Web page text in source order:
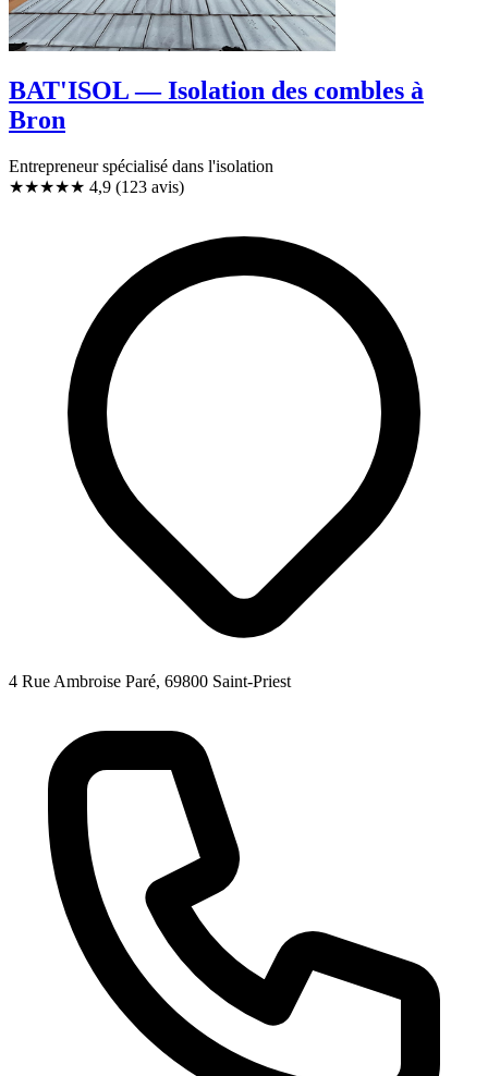
BAT'ISOL — Isolation des combles à
Bron
Entrepreneur spécialisé dans l'isolation
★★★★★ 4,9 (123 avis)
4 Rue Ambroise Paré, 69800 Saint-Priest